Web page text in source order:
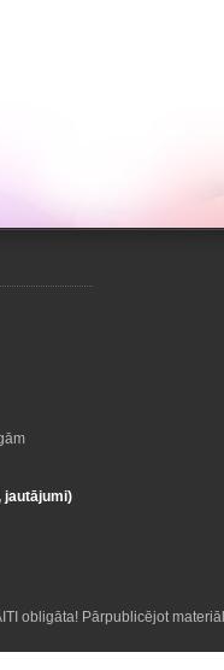
jautājumi)
obligāta! Pārpublicējot